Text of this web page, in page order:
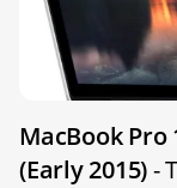
MacBook
(Early 2015)-